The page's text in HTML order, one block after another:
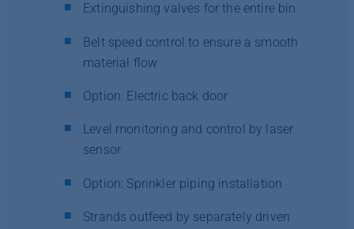
Extinguishing valves for the entire bin
Belt speed control to ensure a smooth
material flow
Option: Electric back door
Level monitoring and control by laser
sensor
Option: Sprinkler piping installation
Strands outfeed by separately driven